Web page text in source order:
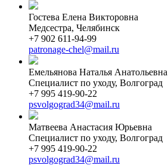
Гостева Елена Викторовна
Медсестра, Челябинск
+7 902 611-94-99
patronage-chel@mail.ru
Емельянова Наталья Анатольевна
Специалист по уходу, Волгоград
+7 995 419-90-22
psvolgograd34@mail.ru
Матвеева Анастасия Юрьевна
Специалист по уходу, Волгоград
+7 995 419-90-22
psvolgograd34@mail.ru